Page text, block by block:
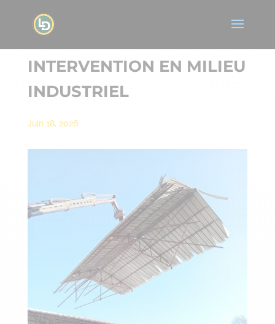
INTERVENTION EN MILIEU
INDUSTRIEL
Juin 18, 2026